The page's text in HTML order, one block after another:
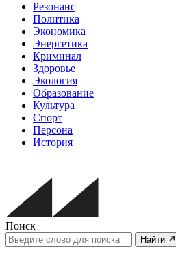
Резонанс
Политика
Экономика
Энергетика
Криминал
Здоровье
Экология
Образование
Культура
Спорт
Персона
История
Поиск
Найти